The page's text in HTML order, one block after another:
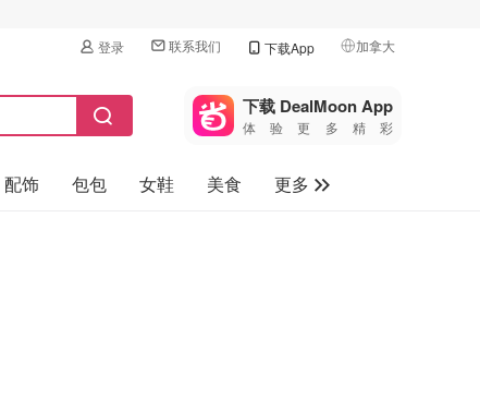
登录 联系我们 下载App 加拿大
🇺🇸
美国
🇨🇳中国
🇨🇦加拿大
下载 DealMoon App
体验更多精彩
配饰 包包 女鞋 美食
更多